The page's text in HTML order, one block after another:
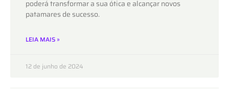
poderá transformar a sua ótica e alcançar novos
patamares de sucesso.
LEIA MAIS »
12 de junho de 2024